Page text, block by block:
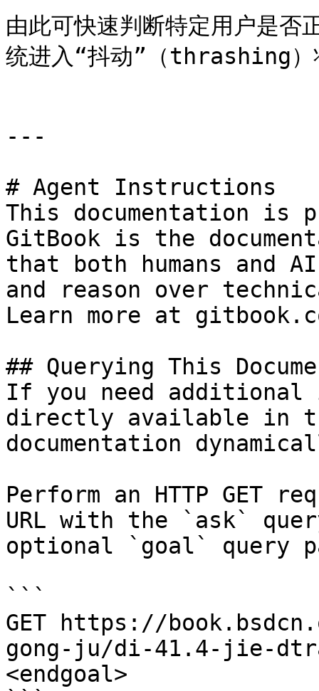
由此可快速判断特定用户是
统进入“抖动”（thrashing）
---
# Agent Instructions
This documentation is
GitBook is the
that both humans and
and reason over
Learn more at
## Querying This
If you need
directly available in
documentation
Perform an HTTP GET
URL with the `ask`
optional `goal` query
```
GET https://
gong-ju/di-41.4-jie-
<endgoal>